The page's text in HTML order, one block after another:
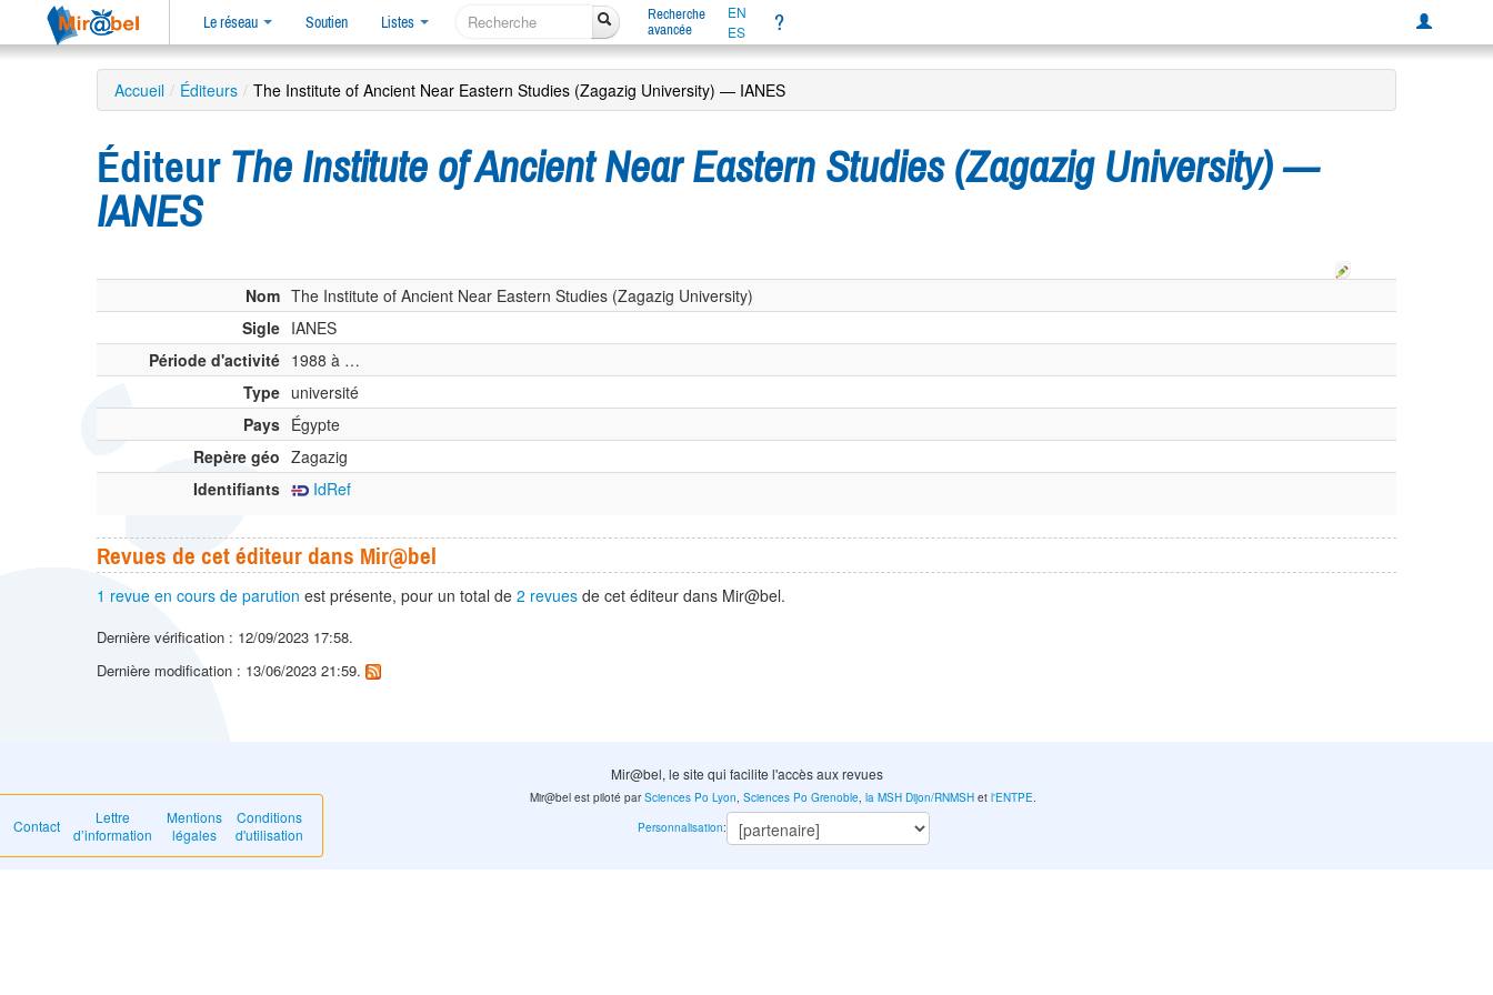
Le réseau Soutien Listes
Recherche
avancée
EN
ES
?
Accueil / Éditeurs / The Institute of Ancient Near Eastern Studies (Zagazig University) — IANES
Éditeur The Institute of Ancient Near Eastern Studies (Zagazig University) —
IANES
Nom The Institute of Ancient Near Eastern Studies (Zagazig University)
Sigle IANES
Période d'activité 1988 à …
Type université
Pays Égypte
Repère géo Zagazig
Identifiants
IdRef
Revues de cet éditeur dans Mir@bel
1 revue en cours de parution est présente, pour un total de 2 revues de cet éditeur dans Mir@bel.
Dernière vérification : 12/09/2023 17:58.
Dernière modification : 13/06/2023 21:59.
Mir@bel, le site qui facilite l'accès aux revues
Contact
Lettre
d’information
Mentions
légales
Conditions
d'utilisation
Mir@bel est piloté parSciences Po Lyon,Sciences Po Grenoble,la MSH Dijon/RNMSH etl'ENTPE.
Personnalisation: